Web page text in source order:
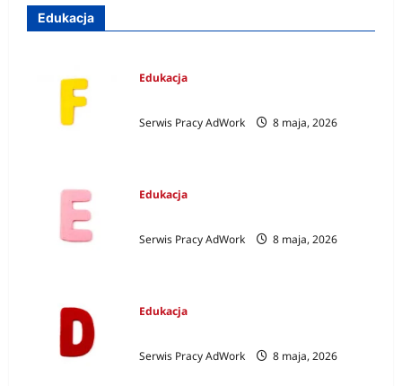
Edukacja
Edukacja
Serwis Pracy AdWork
8 maja, 2026
Edukacja
Serwis Pracy AdWork
8 maja, 2026
Edukacja
Serwis Pracy AdWork
8 maja, 2026